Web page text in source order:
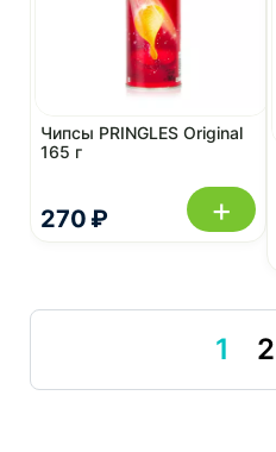
270 ₽
Чипсы PRINGLES Original
165 г
+
1 2